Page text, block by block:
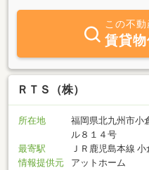
さい！！「親切・信頼・安心
トナーとして、精一杯お手伝
不動産の売却・賃貸をお考え
いましたら、お気軽にご相談
従業員一同、心よりお待ちして
この不
賃貸
ＲＴＳ（株）
所在地
福岡県北九州市小
ル８１４号
最寄駅
ＪＲ鹿児島本線
情報提供元
アットホーム